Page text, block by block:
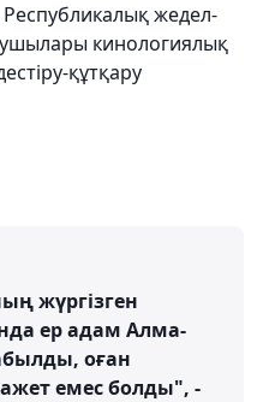
жедел-
кинологиялық
құтқару
жүргізген
ер адам Алма-
оған
емес болды", -